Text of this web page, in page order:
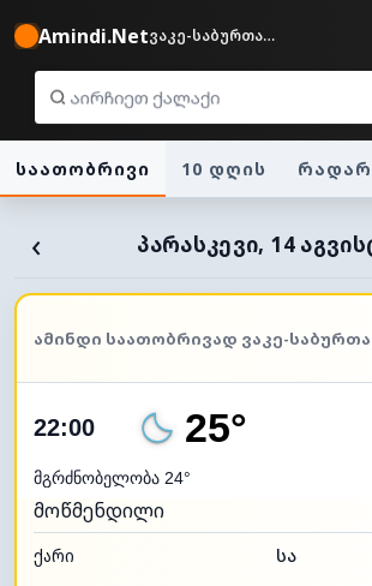
Amindi.Net ვაკე-საბურთალო 24°
საათობრივი 10 დღის
‹ ᲞᲐᲠᲐᲡᲙᲔᲕᲘ, 14
ᲐᲛᲘᲜᲓᲘ ᲡᲐᲐᲗᲝᲑᲠᲘᲕᲐᲓ ᲕᲐᲙᲔ-
22:00 25°
მგრძნობელობა 24°
მოწმენდილი
ქარი
სა